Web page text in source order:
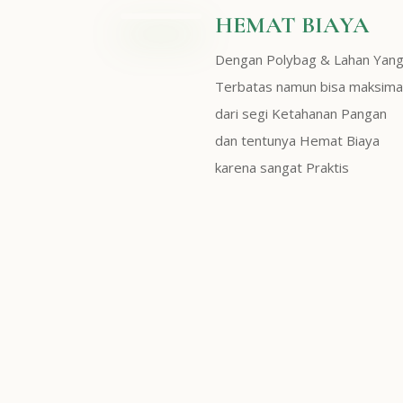
HEMAT BIAYA
Dengan Polybag & Lahan
Terbatas namun bisa
dari segi Ketahanan Pangan
dan tentunya Hemat Biaya
karena sangat Praktis